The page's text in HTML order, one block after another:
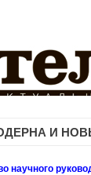
И
научного